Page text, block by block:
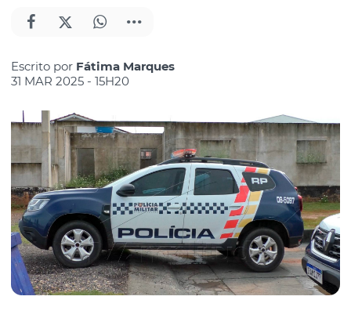
Escrito por Fátima Marques
31 MAR 2025 - 15H20